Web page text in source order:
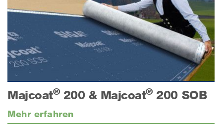
Majcoat®200 & Majcoat®200 SOB
Mehr erfahren